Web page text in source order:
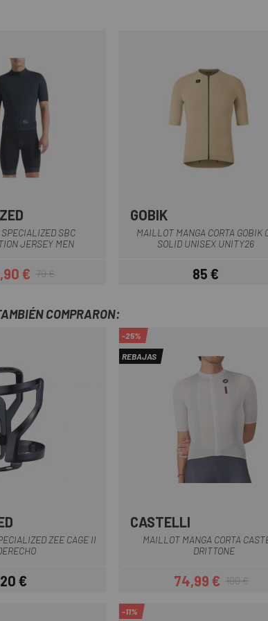
Negro
SBC
JERSEY MEN
Precio
€
Precio regular
79 €
GOBIK
MAILLOT MANGA CORTA GOBIK
SOLID UNISEX UNITY26
Precio
85 €
COMPRARON:
Rojo
Negro-Verde
ZEE CAGE II
Precio
20 €
Azul-Rosa
-25%
REBAJAS
CASTELLI
MAILLOT MANGA CORTA
DRITTONE
Precio
74,99 €Precio regular
100 €
-11%